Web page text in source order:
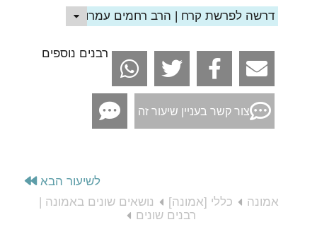
דרשה לפרשת קרח | הרב רחמים עמרוסי
רבנים נוספים
צור קשר בעניין שיעור זה
לשיעור הבא
אמונה
כללי [אמונה]
נושאים שונים באמונה |
רבנים שונים